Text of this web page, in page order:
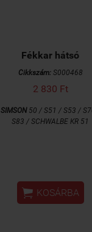
Fékkar hátsó
Cikkszám:S000468
2 830 Ft
SIMSON50 / S51 / S53 /
S83 / SCHWALBE KR 51
 KOSÁRBA